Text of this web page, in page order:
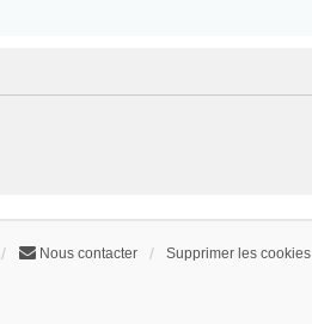
Nous contacter Supprimer les cookies